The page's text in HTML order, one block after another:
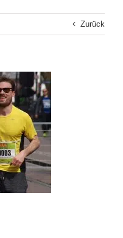
Zurück